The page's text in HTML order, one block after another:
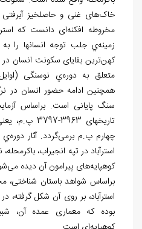
خاکهای غنی و حاصلخیز
مخروطه افکنهای دانست که
زمینهي جلب توجه انسان‏ها را
کهنترین بقایای سکونت انسان در
متعلق به دورهي نوسنگی
همچنین ادامه حضور انسان در
تاریخ‏های 3963-3797 پ.م، یعنی ربع دوم، نیمه دوم هزاره
چهارم پ.م برمیگردد. آثار دورهي
استرآباد در تپه انجیراب،
کوهپایههای پیرامون آن دیده می
براساس شواهد باستان شناختی،
استرآباد، بر روی آن شکل گرفته،
بوده که معماری عمده آن،